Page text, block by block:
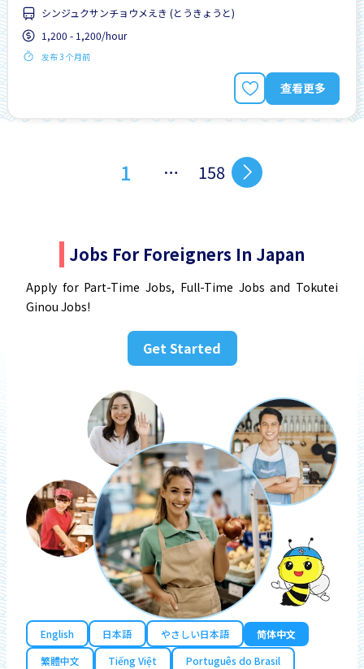
シンジュクサンチョウメえき (とうきょうと)
1,200 - 1,200/hour
发布 3 个月前
查看更多
1 … 158
Jobs For Foreigners In Japan
Apply for Part-Time Jobs, Full-Time Jobs and Tokutei
Ginou Jobs!
Get Started
English 日本語 やさしい日本語
简体中文
繁體中文
Tiếng Việt
Português do Brasil